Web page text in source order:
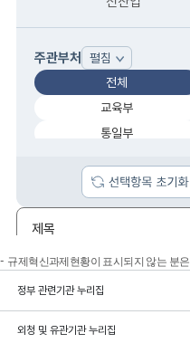
규제혁신과제현황이 표시되지 않는 분은
정부 관련기관 누리집
외청 및 유관기관 누리집